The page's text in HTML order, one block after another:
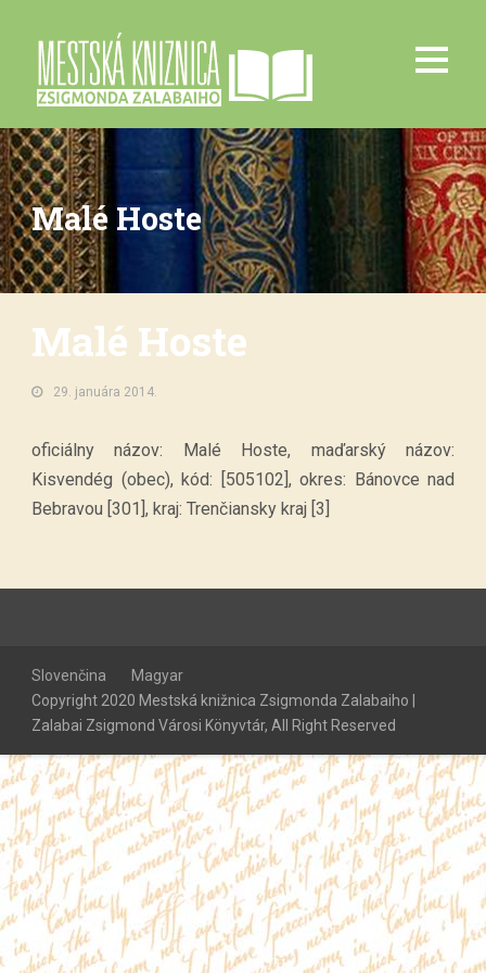
Malé Hoste
Malé Hoste
29. januára 2014.
oficiálny názov: Malé Hoste, maďarský názov:
Kisvendég (obec), kód: [505102], okres: Bánovce nad
Bebravou [301], kraj: Trenčiansky kraj [3]
Slovenčina
Magyar
Copyright 2020 Mestská knižnica Zsigmonda Zalabaiho |
Zalabai Zsigmond Városi Könyvtár, All Right Reserved